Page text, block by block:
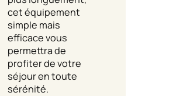
cet équipement
simple mais
efficace vous
permettra de
profiter de votre
séjour en toute
sérénité.